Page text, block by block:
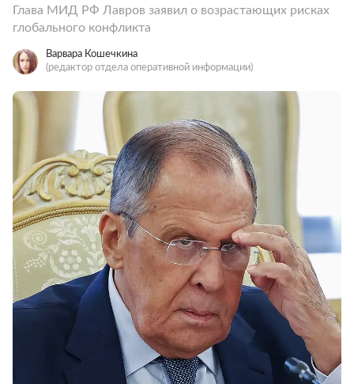
Глава МИД РФ Лавров заявил о возрастающих рисках
глобального конфликта
Варвара Кошечкина
(редактор отдела оперативной информации)